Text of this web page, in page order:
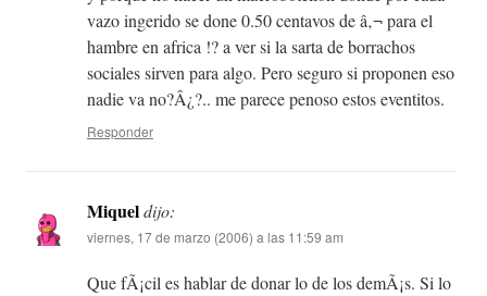
vazo ingerido se done 0.50 centavos de â‚¬ para el
hambre en africa !? a ver si la sarta de borrachos
sociales sirven para algo. Pero seguro si proponen eso
nadie va no?Â¿?.. me parece penoso estos eventitos.
Responder
Miqueldijo:
viernes, 17 de marzo (2006) a las 11:59 am
Que fÃ¡cil es hablar de donar lo de los demÃ¡s. Si lo